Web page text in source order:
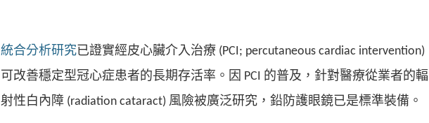
統合分析研究已證實經皮心臟介入治療 (PCI; percutaneous cardiac intervention)
可改善穩定型冠心症患者的長期存活率。因 PCI 的普及，針對醫療從業者的輻
射性白內障 (radiation cataract) 風險被廣泛研究，鉛防護眼鏡已是標準裝備。